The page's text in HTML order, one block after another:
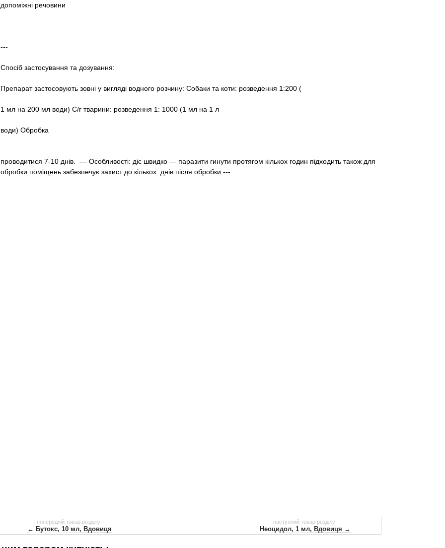
допоміжні речовини
---
Спосіб застосування та дозування:
Препарат застосовують зовні у вигляді водного розчину: Собаки та коти: розведення 1:200 (
1 мл на 200 мл води) С/г тварини: розведення 1: 1000 (1 мл на 1 л
води) Обробка
проводитися 7-10 днів. --- Особливості: діє швидко — паразити гинути протягом кількох годин підходить також для
обробки поміщень забезпечує захист до кількох днів після обробки ---
попередній товар розділу:
← Бутокс, 10 мл, Вдовиця
наступний товар розділу:
Неоцидол, 1 мл, Вдовиця →